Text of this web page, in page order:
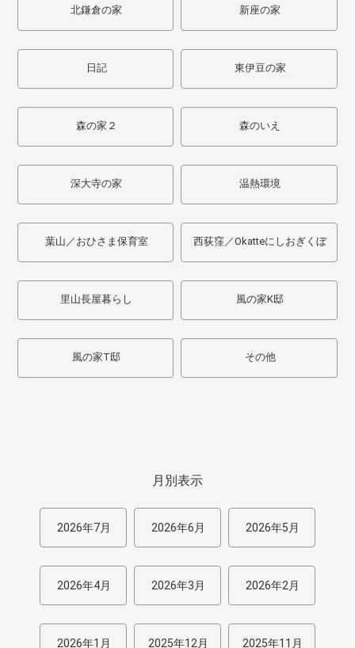
北鎌倉の家 新座の家
日記 東伊豆の家
森の家２ 森のいえ
深大寺の家 温熱環境
葉山／おひさま保育室 西荻窪／Okatteにしおぎくぼ
里山長屋暮らし 風の家K邸
風の家T邸 その他
月別表示
2026年7月 2026年6月 2026年5月
2026年4月 2026年3月 2026年2月
2026年1月 2025年12月 2025年11月